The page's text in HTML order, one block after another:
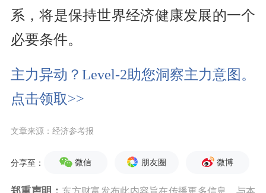
系，将是保持世界经济健康发展的一个
必要条件。
主力异动？Level-2助您洞察主力意图。
点击领取>>
文章来源：经济参考报
分享至： 微信 朋友圈 微博
东方财富发布此内容旨在传播更多信息，与本